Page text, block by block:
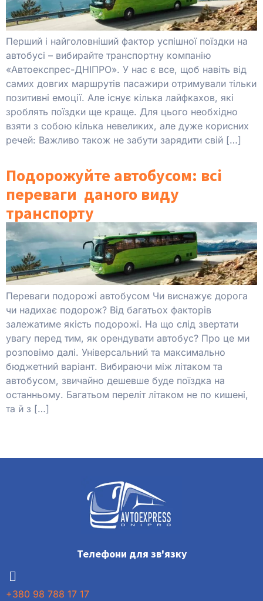
Перший і найголовніший фактор успішної поїздки на
автобусі – вибирайте транспортну компанію
«Автоекспрес-ДНІПРО». У нас є все, щоб навіть від
самих довгих маршрутів пасажири отримували тільки
позитивні емоції. Але існує кілька лайфкахов, які
зроблять поїздки ще краще. Для цього необхідно
взяти з собою кілька невеликих, але дуже корисних
речей: Важливо також не забути зарядити свій […]
Подорожуйте автобусом: всі
переваги даного виду
транспорту
Переваги подорожі автобусом Чи виснажує дорога
чи надихає подорож? Від багатьох факторів
залежатиме якість подорожі. На що слід звертати
увагу перед тим, як орендувати автобус? Про це ми
розповімо далі. Універсальний та максимально
бюджетний варіант. Вибираючи між літаком та
автобусом, звичайно дешевше буде поїздка на
останньому. Багатьом переліт літаком не по кишені,
та й з […]
Телефони для зв'язку
+380 98 788 17 17